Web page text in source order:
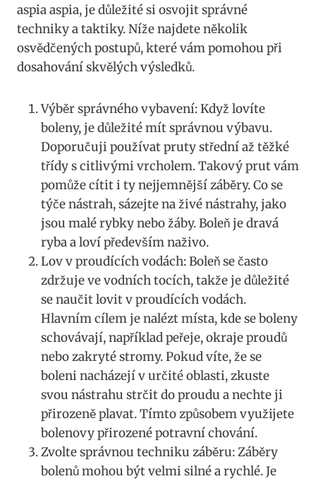
aspia aspia, je důležité ‍si osvojit správné
techniky a taktiky. Níže najdete několik
osvědčených postupů, které vám pomohou při
dosahování skvělých výsledků.
Výběr správného vybavení: Když lovíte
boleny, je důležité mít správnou výbavu.
Doporučuji používat pruty střední až těžké‍
třídy⁤ s citlivými vrcholem. Takový⁢ prut vám
pomůže cítit i ty nejjemnější záběry. Co se
týče​ nástrah, sázejte na živé nástrahy, jako
jsou malé rybky nebo žáby. Boleň je dravá
ryba ‍a loví ⁢především naživo.
Lov v proudících vodách: Boleň se často
zdržuje ve vodních tocích, takže je⁢ důležité
se naučit lovit ​v proudících vodách.
Hlavním cílem je nalézt místa, kde se boleny
schovávají, například peřeje, okraje proudů
nebo zakryté stromy. Pokud víte, že se
boleni nacházejí v určité oblasti, zkuste
⁤svou nástrahu strčit do proudu a nechte⁣ ji
přirozeně plavat. Tímto způsobem využijete
bolenovy přirozené potravní chování.
Zvolte správnou techniku záběru: Záběry
bolenů mohou být velmi silné a rychlé. Je